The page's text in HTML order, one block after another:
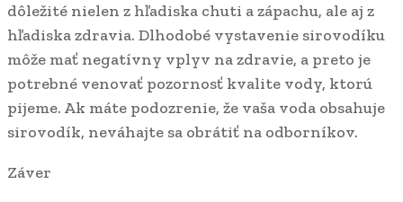
dôležité nielen z hľadiska chuti a zápachu, ale aj z
hľadiska zdravia. Dlhodobé vystavenie sirovodíku
môže mať negatívny vplyv na zdravie, a preto je
potrebné venovať pozornosť kvalite vody, ktorú
pijeme. Ak máte podozrenie, že vaša voda obsahuje
sirovodík, neváhajte sa obrátiť na odborníkov.
Záver